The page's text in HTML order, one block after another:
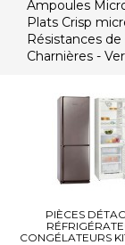
Ampoules
Plats Crisp
Résistances
Charnières -
PIÈCES
CONGÉLATEURS